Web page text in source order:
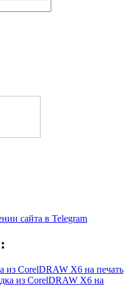
сайта в Telegram
из CorelDRAW X6 на печать